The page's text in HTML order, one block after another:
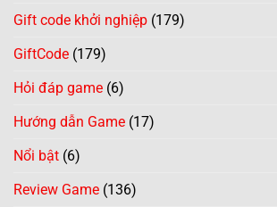
Gift code khởi nghiệp (179)
GiftCode (179)
Hỏi đáp game (6)
Hướng dẫn Game (17)
Nổi bật (6)
Review Game (136)